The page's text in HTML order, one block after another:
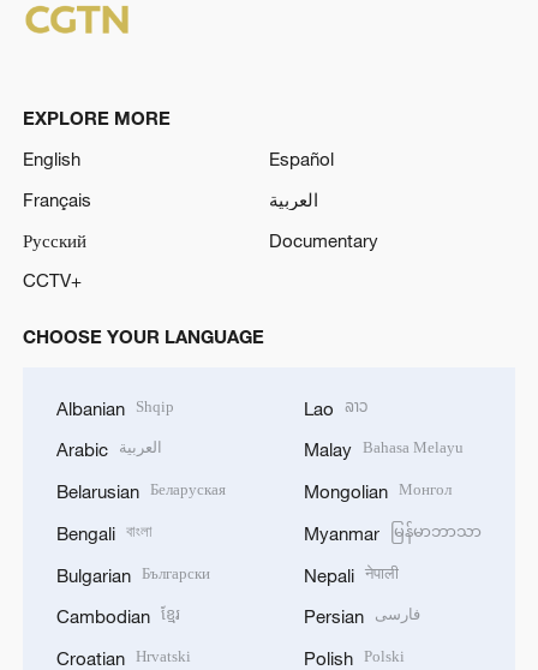
EXPLORE MORE
English
Español
Français
العربية
Русский
Documentary
CCTV+
CHOOSE YOUR LANGUAGE
Albanian Shqip
Arabic العربية
Belarusian Беларуская
Bengali বাংলা
Bulgarian Български
Cambodian ខ្មែរ
Croatian Hrvatski
Lao ລາວ
Malay Bahasa Melayu
Mongolian Монгол
Myanmar မြန်မာဘာသာ
Nepali नेपाली
Persian فارسی
Polish Polski